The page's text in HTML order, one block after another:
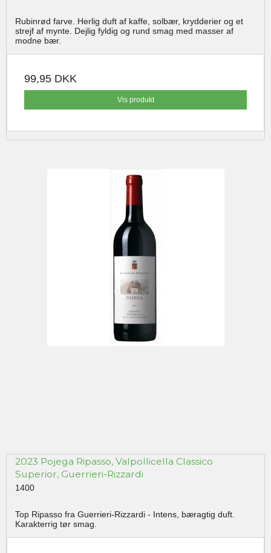
Rubinrød farve. Herlig duft af kaffe, solbær, krydderier og et
strejf af mynte. Dejlig fyldig og rund smag med masser af
modne bær.
99,95 DKK
Vis produkt
2023 Pojega Ripasso, Valpollicella Classico
Superior, Guerrieri-Rizzardi
1400
Top Ripasso fra Guerrieri-Rizzardi - Intens, bæragtig duft.
Karakterrig tør smag.